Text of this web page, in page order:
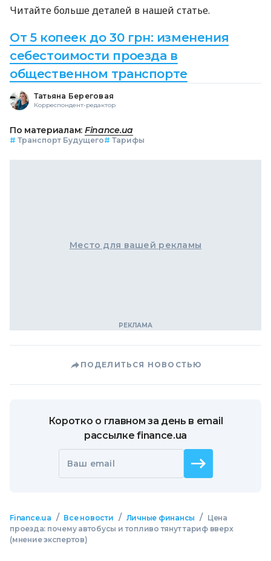
Читайте больше деталей в нашей статье.
От 5 копеек до 30 грн: изменения
себестоимости проезда в
общественном транспорте
Татьяна Береговая
Корреспондент-редактор
По материалам: Finance.ua
# Транспорт Будущего# Тарифы
Место для вашей рекламы
ПОДЕЛИТЬСЯ НОВОСТЬЮ
Коротко о главном за день в email
рассылке finance.ua
Ваш email
Finance.ua / Все новости / Личные финансы /
Цена
проезда: почему автобусы и топливо тянут тариф вверх
(мнение экспертов)